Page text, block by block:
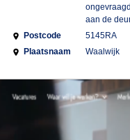
aan de
Postcode
5145RA
Plaatsnaam
Waalwijk